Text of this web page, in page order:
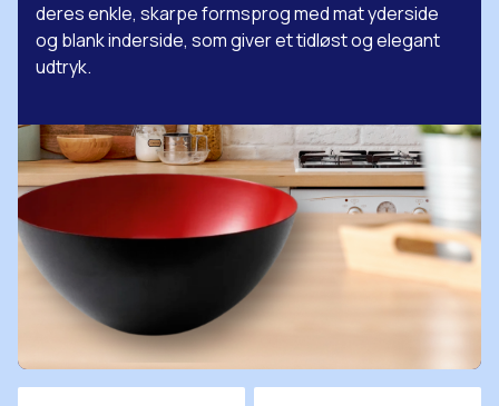
deres enkle, skarpe formsprog med mat yderside
og blank inderside, som giver et tidløst og elegant
udtryk.